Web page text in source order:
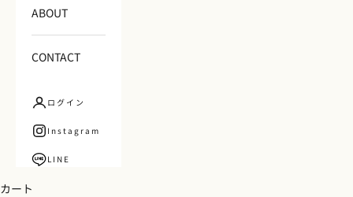
ABOUT
CONTACT
ログイン
Instagram
LINE
カート